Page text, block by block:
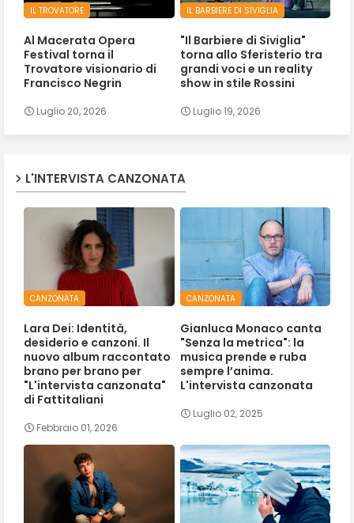
IL TROVATORE
Al Macerata Opera
Festival torna il
Trovatore visionario di
Francisco Negrin
Luglio 20, 2026
IL BARBIERE DI SIVIGLIA
"Il Barbiere di Siviglia"
torna allo Sferisterio tra
grandi voci e un reality
show in stile Rossini
Luglio 19, 2026
L'INTERVISTA CANZONATA
CANZONATA
Lara Dei: Identità,
desiderio e canzoni. Il
nuovo album raccontato
brano per brano per
"L'intervista canzonata"
di Fattitaliani
Febbraio 01, 2026
CANZONATA
Gianluca Monaco canta
"Senza la metrica": la
musica prende e ruba
sempre l’anima.
L'intervista canzonata
Luglio 02, 2025